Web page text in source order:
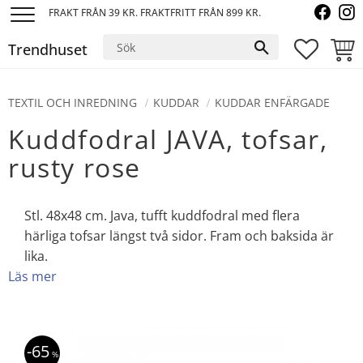
FRAKT FRÅN 39 KR. FRAKTFRITT FRÅN 899 KR.
Trendhuset
TEXTIL OCH INREDNING KUDDAR KUDDAR ENFÄRGADE
Kuddfodral JAVA, tofsar,
rusty rose
Stl. 48x48 cm. Java, tufft kuddfodral med flera
härliga tofsar längst två sidor. Fram och baksida är
lika.
Läs mer
65 %